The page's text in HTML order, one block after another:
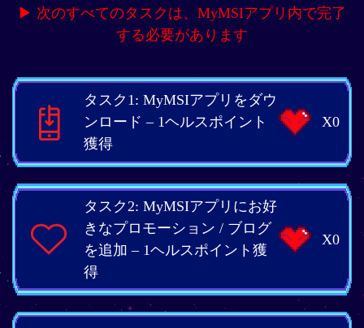
▶ 次のすべてのタスクは、MyMSIアプリ内で完了
する必要があります
タスク1: MyMSIアプリをダウ
ンロード – 1ヘルスポイント
獲得
X0
タスク2: MyMSIアプリにお好
きなプロモーション / ブログ
を追加 – 1ヘルスポイント獲
得
X0